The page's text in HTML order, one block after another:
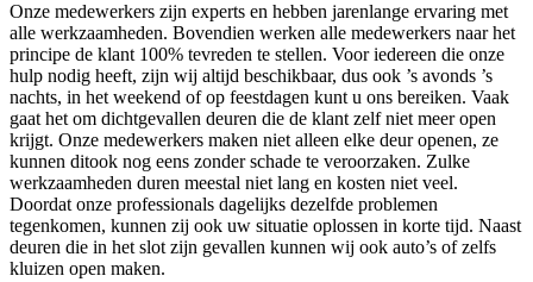
Onze medewerkers zijn experts en hebben jarenlange ervaring met
alle werkzaamheden. Bovendien werken alle medewerkers naar het
principe de klant 100% tevreden te stellen. Voor iedereen die onze
hulp nodig heeft, zijn wij altijd beschikbaar, dus ook ’s avonds ’s
nachts, in het weekend of op feestdagen kunt u ons bereiken. Vaak
gaat het om dichtgevallen deuren die de klant zelf niet meer open
krijgt. Onze medewerkers maken niet alleen elke deur openen, ze
kunnen ditook nog eens zonder schade te veroorzaken. Zulke
werkzaamheden duren meestal niet lang en kosten niet veel.
Doordat onze professionals dagelijks dezelfde problemen
tegenkomen, kunnen zij ook uw situatie oplossen in korte tijd. Naast
deuren die in het slot zijn gevallen kunnen wij ook auto’s of zelfs
kluizen open maken.